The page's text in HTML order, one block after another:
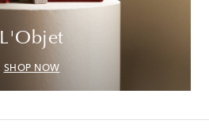
L'Objet
SHOP NOW